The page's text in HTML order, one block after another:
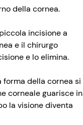
della cornea.
incisione a
e il chirurgo
e lo elimina.
della cornea si
corneale guarisce in
la visione diventa